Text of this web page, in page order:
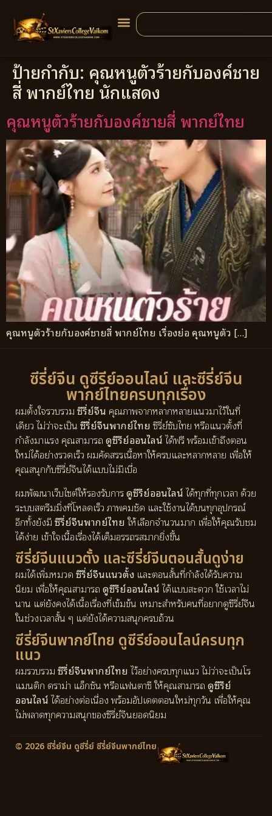
ป้ายกำกับ: คุณหนูตัวร้ายกับองค์ชาย
สี่ พากย์ไทย นักแสดง
คุณหนูตัวร้ายกับองค์ชายสี่ พากย์ไทย
คุณหนูตัวร้ายกับองค์ชายสี่ พากย์ไทย เรื่องย่อ คุณหนูตัว […]
ซีรี่ย์จีน ดูซีรีย์ออนไลน์ และซีรี่ย์จีน
พากย์ไทยครบทุกเรื่อง
ผมตั้งใจรวบรวมซีรี่ย์จีน คุณภาพจากหลากหลายแนวมาไว้ในที่
เดียว ไม่ว่าจะเป็นซีรี่ย์จีนพากย์ไทยซีรี่ย์ซับไทย หรือแนวตั้งที่
กำลังมาแรง คุณสามารถดูซีรีย์ออนไลน์ได้ฟรี พร้อมเข้าถึงตอน
ใหม่ได้อย่างรวดเร็ว ผมคัดสรรเนื้อหาให้ครบและหลากหลาย เพื่อให้
คุณสนุกกับซีรี่ย์จีนได้แบบไม่มีเบื่อ
ผมพัฒนาเว็บไซต์ให้รองรับการดูซีรีย์ออนไลน์ได้ทุกที่ทุกเวลา ด้วย
ระบบสตรีมมิ่งที่โหลดเร็ว ภาพคมชัด และใช้งานได้บนทุกอุปกรณ์
อีกทั้งยังมีซีรี่ย์จีนพากย์ไทยให้เลือกจำนวนมาก เพื่อให้คุณรับชม
ได้ง่าย เข้าใจเนื้อเรื่องได้เต็มอรรถรสมากยิ่งขึ้น
ซีรี่ย์จีนแนวตั้ง และซีรี่ย์จีนตอนสั้นดูง่าย
ผมได้เพิ่มหมวดซีรี่ย์จีนแนวตั้ง และตอนสั้นที่กำลังได้รับความ
นิยม เพื่อให้คุณสามารถดูซีรีย์ออนไลน์ได้แบบสะดวก ใช้เวลาไม่
นาน แต่ยังคงได้เนื้อเรื่องที่เข้มข้น เหมาะสำหรับคนที่อยากดูซีรี่ย์จีน
ในช่วงเวลาสั้น ๆ แต่ยังได้ความสนุกครบถ้วน
ซีรี่ย์จีนพากย์ไทย ดูซีรีย์ออนไลน์ครบทุก
แนว
ผมรวบรวมซีรี่ย์จีนพากย์ไทยไว้อย่างครบทุกแนว ไม่ว่าจะเป็นโร
แมนติก ดราม่า แอ็กชัน หรือแฟนตาซี ให้คุณสามารถดูซีรีย์
ออนไลน์ได้อย่างต่อเนื่อง พร้อมอัปเดตตอนใหม่ทุกวัน เพื่อให้คุณ
ไม่พลาดทุกความสนุกของซีรี่ย์จีนยอดนิยม
© 2026 ซีรี่ย์จีน ดูซีรี่ย์ ซีรี่ย์จีนพากย์ไทย